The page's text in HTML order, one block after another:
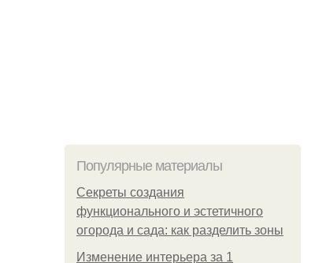
Популярные материалы
Секреты создания
функционального и эстетичного
огорода и сада: как разделить зоны
Изменение интерьера за 1